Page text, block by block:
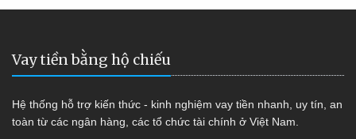
Vay tiền bằng hộ chiếu
Hệ thống hỗ trợ kiến thức - kinh nghiệm vay tiền nhanh, uy tín, an
toàn từ các ngân hàng, các tổ chức tài chính ở Việt Nam.